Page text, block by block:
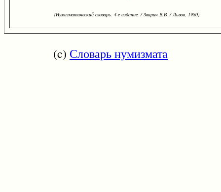
(Нумизматический словарь. 4-е издание. / Зварич В.В. / Львов, 1980)
(c) Словарь нумизмата